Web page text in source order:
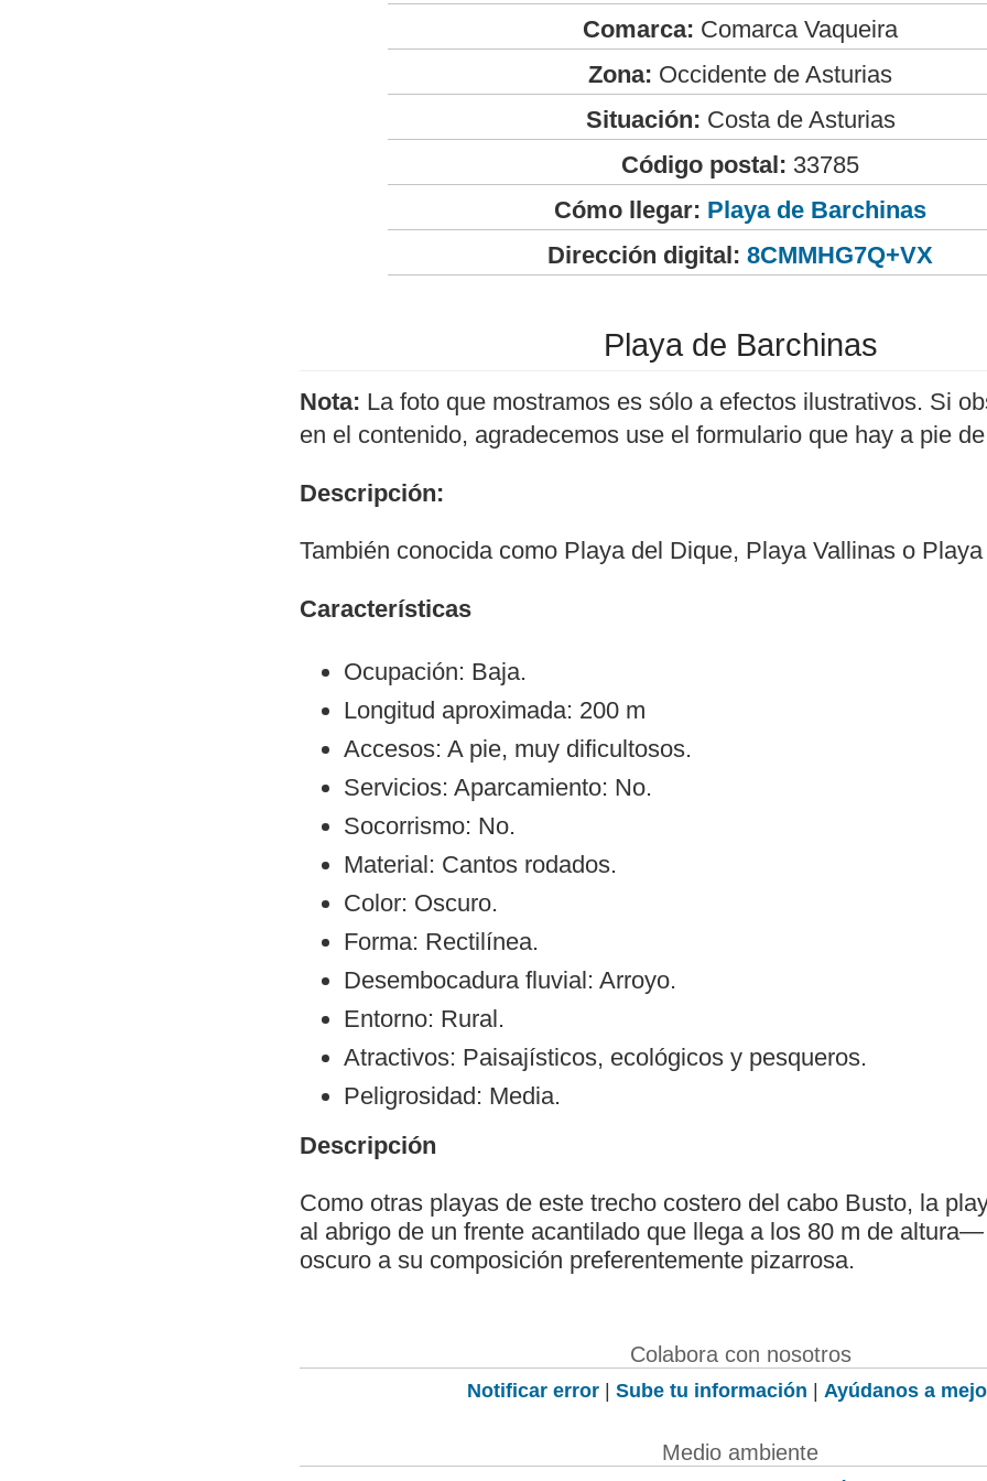
Comarca: Comarca Vaqueira
Zona: Occidente de Asturias
Situación: Costa de Asturias
Código postal: 33785
Cómo llegar: Playa de Barchinas
Dirección digital: 8CMMHG7Q+VX
Playa de Barchinas
Nota: La foto que mostramos es sólo a efectos ilustrativos. Si
en el contenido, agradecemos use el formulario que hay a pie
Descripción:
También conocida como Playa del Dique, Playa Vallinas o
Características
Ocupación: Baja.
Longitud aproximada: 200 m
Accesos: A pie, muy dificultosos.
Servicios: Aparcamiento: No.
Socorrismo: No.
Material: Cantos rodados.
Color: Oscuro.
Forma: Rectilínea.
Desembocadura fluvial: Arroyo.
Entorno: Rural.
Atractivos: Paisajísticos, ecológicos y pesqueros.
Peligrosidad: Media.
Descripción
Como otras playas de este trecho costero del cabo Busto, la
al abrigo de un frente acantilado que llega a los 80 m de
oscuro a su composición preferentemente pizarrosa.
Colabora con nosotros
Notificar error | Sube tu información | Ayúdanos a
Medio ambiente